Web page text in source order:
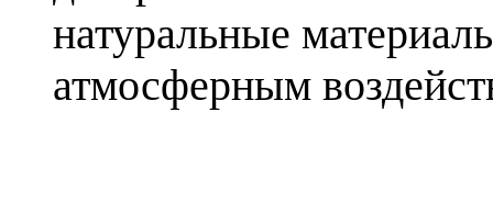
натуральные
атмосферным